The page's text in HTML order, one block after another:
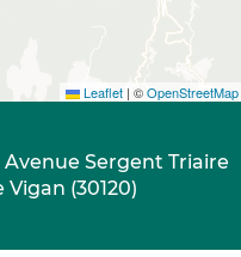
Leaflet | ©OpenStreetMap
Avenue Sergent Triaire
Vigan (30120)